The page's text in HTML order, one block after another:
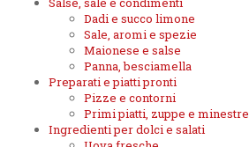
Dadi e succo limone
Sale, aromi e spezie
Maionese e salse
Panna, besciamella
Preparati e piatti pronti
Pizze e contorni
Primi piatti, zuppe e minestre
Ingredienti per dolci e salati